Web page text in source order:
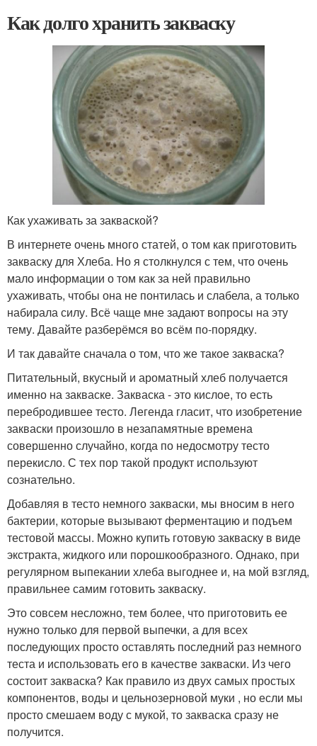
Как долго хранить закваску
Как ухаживать за закваской?
В интернете очень много статей, о том как приготовить
закваску для Хлеба. Но я столкнулся с тем, что очень
мало информации о том как за ней правильно
ухаживать, чтобы она не понтилась и слабела, а только
набирала силу. Всё чаще мне задают вопросы на эту
тему. Давайте разберёмся во всём по-порядку.
И так давайте сначала о том, что же такое закваска?
Питательный, вкусный и ароматный хлеб получается
именно на закваске. Закваска - это кислое, то есть
перебродившее тесто. Легенда гласит, что изобретение
закваски произошло в незапамятные времена
совершенно случайно, когда по недосмотру тесто
перекисло. С тех пор такой продукт используют
сознательно.
Добавляя в тесто немного закваски, мы вносим в него
бактерии, которые вызывают ферментацию и подъем
тестовой массы. Можно купить готовую закваску в виде
экстракта, жидкого или порошкообразного. Однако, при
регулярном выпекании хлеба выгоднее и, на мой взгляд,
правильнее самим готовить закваску.
Это совсем несложно, тем более, что приготовить ее
нужно только для первой выпечки, а для всех
последующих просто оставлять последний раз немного
теста и использовать его в качестве закваски. Из чего
состоит закваска? Как правило из двух самых простых
компонентов, воды и цельнозерновой муки , но если мы
просто смешаем воду с мукой, то закваска сразу не
получится.